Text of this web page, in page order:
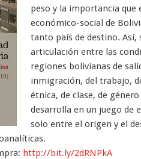
peso y la importancia
económico-social de
tanto país de destino. Así,
articulación entre las
regiones bolivianas de
inmigración, del trabajo,
étnica, de clase, de
desarrolla en un juego de
solo entre el origen y el
http://bit.ly/2dRNPkA